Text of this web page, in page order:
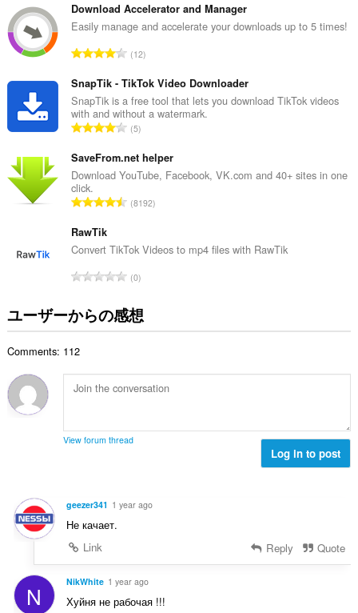
テ
ィ
ビ
テ
ア
ス
で
す。
の
総
：
Download Accelerator and Manager
Easily manage and accelerate your downloads up to 5 times!
評
の
総
数
：
12
SnapTik - TikTok Video Downloader
SnapTik is a free tool that lets you download TikTok videos
with and without a watermark.
評
の
総
：
5
SaveFrom.net helper
Download YouTube, Facebook, VK.com and 40+ sites in one
click.
評
総
：
8192
RawTik
Convert TikTok Videos to mp4 files with RawTik
評
の
総
0
ユーザーからの感想
Comments: 112
View forum thread
Log in to post
geezer341 1 year ago
Не качает.
Link
Reply Quote
N NikWhite 1 year ago
Хуйня не рабочая !!!